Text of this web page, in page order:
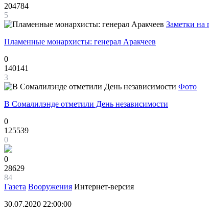
204784
5
Заметки на
Пламенные монархисты: генерал Аракчеев
0
140141
3
Фото
В Сомалилэнде отметили День независимости
0
125539
0
0
28629
84
Газета Вооружения Интернет-версия
30.07.2020 22:00:00